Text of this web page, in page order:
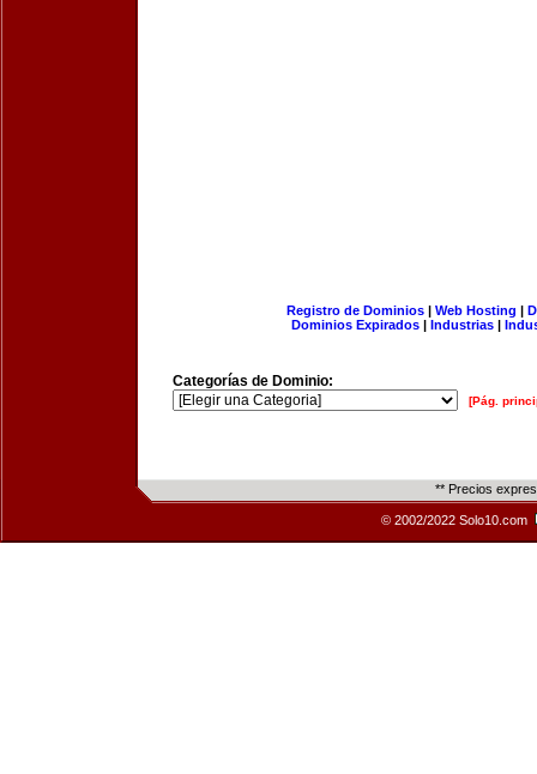
Registro de Dominios| Web Hosting |
Dominios Expirados | Industrias |
Categorías de Dominio:
[Pág.
** Precios
© 2002/2022 Solo10.com